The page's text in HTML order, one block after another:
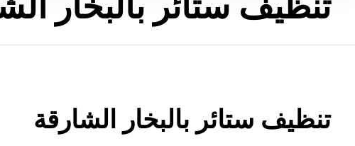
تنظيف ستائر بالبخار الشارقة